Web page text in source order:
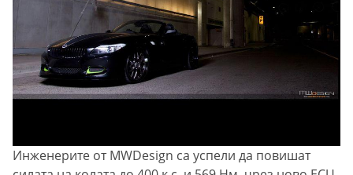
Инженерите от MWDesign са успели да повишат